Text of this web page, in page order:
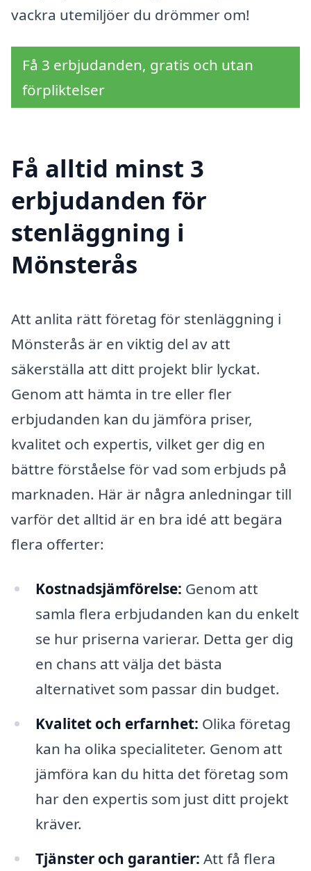
vackra utemiljöer du drömmer om!
Få 3 erbjudanden, gratis och utan
förpliktelser
Få alltid minst 3
erbjudanden för
stenläggning i
Mönsterås
Att anlita rätt företag för stenläggning i
Mönsterås är en viktig del av att
säkerställa att ditt projekt blir lyckat.
Genom att hämta in tre eller fler
erbjudanden kan du jämföra priser,
kvalitet och expertis, vilket ger dig en
bättre förståelse för vad som erbjuds på
marknaden. Här är några anledningar till
varför det alltid är en bra idé att begära
flera offerter:
Kostnadsjämförelse: Genom att
samla flera erbjudanden kan du enkelt
se hur priserna varierar. Detta ger dig
en chans att välja det bästa
alternativet som passar din budget.
Kvalitet och erfarnhet: Olika företag
kan ha olika specialiteter. Genom att
jämföra kan du hitta det företag som
har den expertis som just ditt projekt
kräver.
Tjänster och garantier: Att få flera